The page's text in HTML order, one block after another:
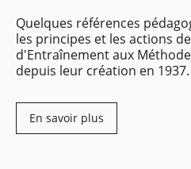
Quelques références
les principes et les actions
d'Entraînement aux
depuis leur création en 1937.
En savoir plus